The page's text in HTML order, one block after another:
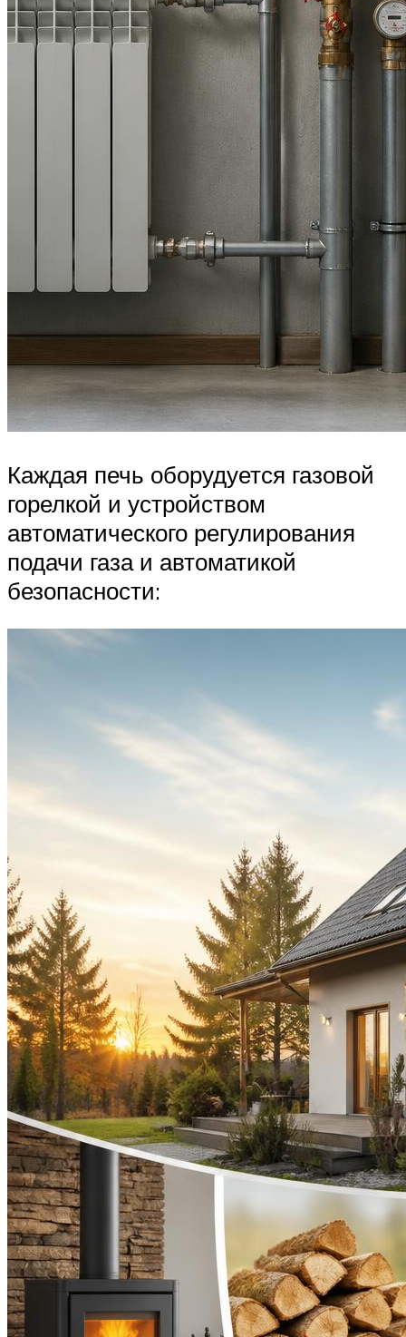
Каждая печь оборудуется газовой
горелкой и устройством
автоматического регулирования
подачи газа и автоматикой
безопасности: